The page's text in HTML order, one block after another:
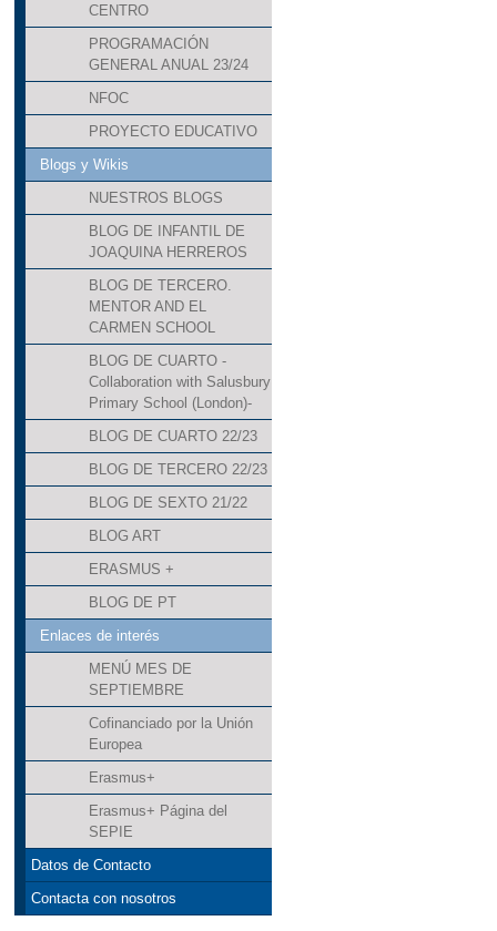
CENTRO
PROGRAMACIÓN
GENERAL ANUAL 23/24
NFOC
PROYECTO EDUCATIVO
Blogs y Wikis
NUESTROS BLOGS
BLOG DE INFANTIL DE
JOAQUINA HERREROS
BLOG DE TERCERO.
MENTOR AND EL
CARMEN SCHOOL
BLOG DE CUARTO -
Collaboration with Salusbury
Primary School (London)-
BLOG DE CUARTO 22/23
BLOG DE TERCERO 22/23
BLOG DE SEXTO 21/22
BLOG ART
ERASMUS +
BLOG DE PT
Enlaces de interés
MENÚ MES DE
SEPTIEMBRE
Cofinanciado por la Unión
Europea
Erasmus+
Erasmus+ Página del
SEPIE
Datos de Contacto
Contacta con nosotros